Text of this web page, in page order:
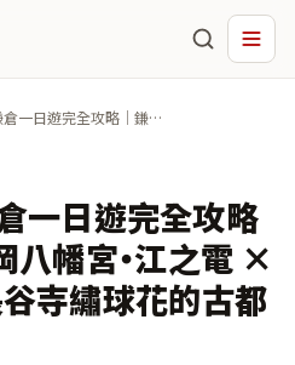
倉一日遊完全攻略｜鎌倉
一日遊完全攻略
八幡宮・江之電 ×
寺繡球花的古都